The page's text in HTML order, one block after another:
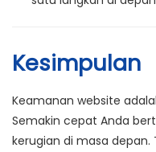
Kesimpulan
Keamanan website
Semakin cepat Anda
kerugian di masa